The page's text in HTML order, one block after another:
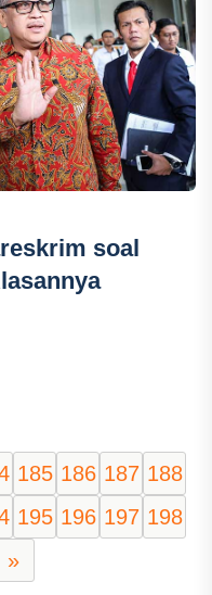
soal
185 186 187 188
195 196 197 198
»